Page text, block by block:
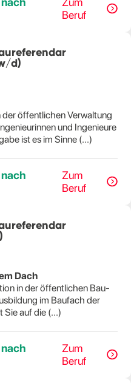
Beruf
d)
der öffentlichen Verwaltung
und Ingenieure
ist es im Sinne (...)
Zum
Beruf
Dach
in der öffentlichen Bau-
im Baufach der
auf die (...)
Zum
Beruf